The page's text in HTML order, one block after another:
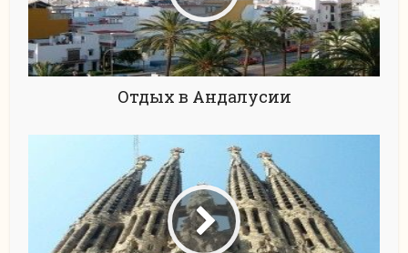
Отдых в Андалусии